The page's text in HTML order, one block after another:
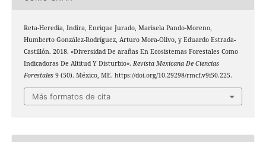
Reta-Heredia, Indira, Enrique Jurado, Marisela Pando-Moreno,
Humberto González-Rodríguez, Arturo Mora-Olivo, y Eduardo Estrada-
Castillón. 2018. «Diversidad De arañas En Ecosistemas Forestales Como
Indicadoras De Altitud Y Disturbio». Revista Mexicana De Ciencias
Forestales9 (50). México, ME. https://doi.org/10.29298/rmcf.v9i50.225.
Más formatos de cita